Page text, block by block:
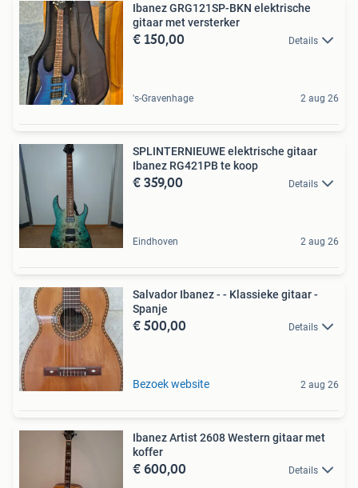
Ibanez GRG121SP-BKN elektrische
gitaar met versterker
€ 150,00 Details
's-Gravenhage 2 aug 26
SPLINTERNIEUWE elektrische gitaar
Ibanez RG421PB te koop
€ 359,00 Details
Eindhoven 2 aug 26
Salvador Ibanez - - Klassieke gitaar -
Spanje
€ 500,00 Details
Bezoek website 2 aug 26
Ibanez Artist 2608 Western gitaar met
koffer
€ 600,00 Details